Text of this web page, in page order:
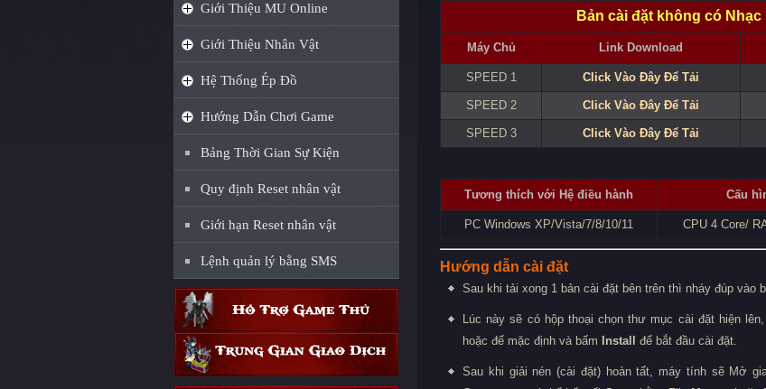
Giới Thiệu MU Online
Giới Thiệu Nhân Vật
Hệ Thống Ép Đồ
Hướng Dẫn Chơi Game
Bảng Thời Gian Sự Kiện
Quy định Reset nhân vật
Giới hạn Reset nhân vật
Lệnh quản lý bằng SMS
Bản cài đặt không có
Máy Chủ Link Download
SPEED 1 Click Vào Đây Để Tải
SPEED 2 Click Vào Đây Để Tải
SPEED 3 Click Vào Đây Để Tải
Tương thích với Hệ điều hành Cấu
PC Windows XP/Vista/7/8/10/11 CPU 4 Core/
Hướng dẫn cài đặt
Sau khi tải xong 1 bản cài đặt bên trên thì nháy đúp vào
Lúc này sẽ có hộp thoại chọn thư mục cài đặt hiện
hoặc để mặc định và bấm Install để bắt đầu cài đặt.
Sau khi giải nén (cài đặt) hoàn tất, máy tính sẽ Mở